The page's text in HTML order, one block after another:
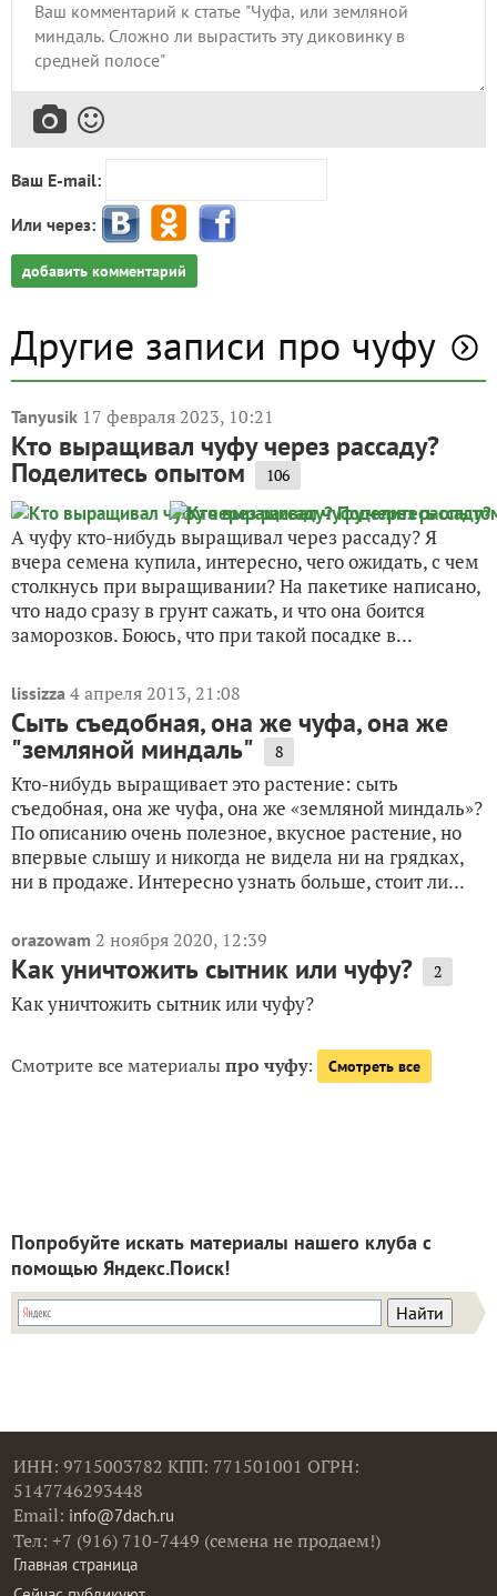
Ваш E-mail:
Или через:
добавить комментарий
Другие записи про чуфу
Tanyusik 17 февраля 2023, 10:21
Кто выращивал чуфу через рассаду?
Поделитесь опытом 106
А чуфу кто-нибудь выращивал через рассаду? Я
вчера семена купила, интересно, чего ожидать, с чем
столкнусь при выращивании? На пакетике написано,
что надо сразу в грунт сажать, и что она боится
заморозков. Боюсь, что при такой посадке в...
lissizza 4 апреля 2013, 21:08
Сыть съедобная, она же чуфа, она же
"земляной миндаль" 8
Кто-нибудь выращивает это растение: сыть
съедобная, она же чуфа, она же «земляной миндаль»?
По описанию очень полезное, вкусное растение, но
впервые слышу и никогда не видела ни на грядках,
ни в продаже. Интересно узнать больше, стоит ли...
orazowam 2 ноября 2020, 12:39
Как уничтожить сытник или чуфу? 2
Как уничтожить сытник или чуфу?
Смотрите все материалыпро чуфу: Смотреть все
Попробуйте искать материалы нашего клуба с
помощью Яндекс.Поиск!
ИНН: 9715003782 КПП: 771501001 ОГРН:
5147746293448
Email: info@7dach.ru
Тел: +7 (916) 710-7449 (семена не продаем!)
Главная страница